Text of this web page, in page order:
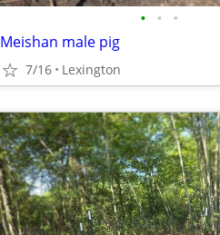
• • •
Meishan male pig
7/16 Lexington